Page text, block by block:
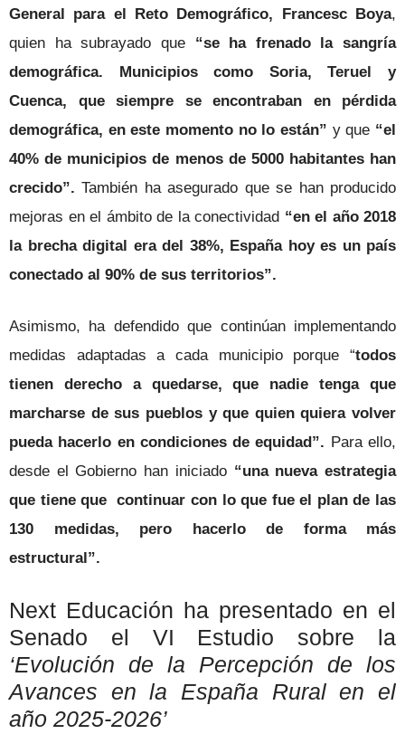
General para el Reto Demográfico, Francesc Boya,
quien ha subrayado que “se ha frenado la sangría
demográfica. Municipios como Soria, Teruel y
Cuenca, que siempre se encontraban en pérdida
demográfica, en este momento no lo están” y que “el
40% de municipios de menos de 5000 habitantes han
crecido”.También ha asegurado que se han producido
mejoras en el ámbito de la conectividad “en el año 2018
la brecha digital era del 38%, España hoy es un país
conectado al 90% de sus territorios”.
Asimismo, ha defendido que continúan implementando
medidas adaptadas a cada municipio porque “todos
tienen derecho a quedarse, que nadie tenga que
marcharse de sus pueblos y que quien quiera volver
pueda hacerlo en condiciones de equidad”. Para ello,
desde el Gobierno han iniciado “una nueva estrategia
que tiene que continuar con lo que fue el plan de las
130 medidas, pero hacerlo de forma más
estructural”.
Next Educación ha presentado en el
Senado el VI Estudio sobre la
‘Evolución de la Percepción de los
Avances en la España Rural en el
año 2025-2026’